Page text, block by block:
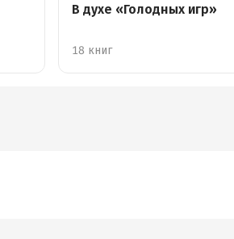
В духе «Голодных игр»
18 книг